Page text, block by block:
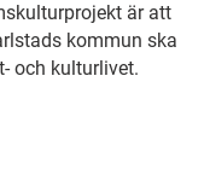
är att
kommun ska
och kulturlivet.